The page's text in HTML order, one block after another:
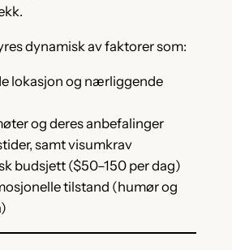
dynamisk av faktorer som:
lokasjon og nærliggende
og deres anbefalinger
samt visumkrav
budsjett ($50–150 per dag)
tilstand (humør og